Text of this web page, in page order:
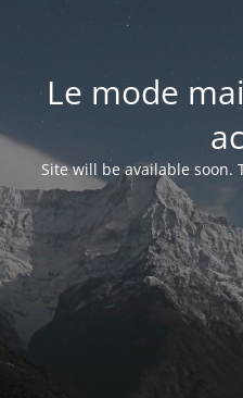
Le mode
Site will be available soon.